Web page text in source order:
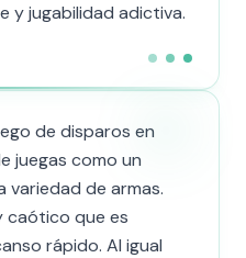
y jugabilidad adictiva.
de disparos en
juegas como un
variedad de armas.
caótico que es
rápido. Al igual